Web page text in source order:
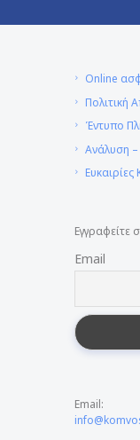
Online
Πολιτική
Έντυπο
Ανάλυση
Εγγραφείτε
Email
Email: